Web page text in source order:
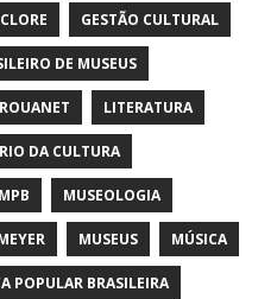
GESTÃO CULTURAL
DE MUSEUS
LITERATURA
DA CULTURA
MPB MUSEOLOGIA
MUSEUS MÚSICA
POPULAR BRASILEIRA